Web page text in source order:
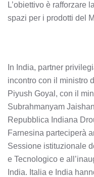
L’obiettivo è rafforzare
spazi per i prodotti del
In India, partner
incontro con il ministro
Piyush Goyal, con il
Subrahmanyam
Repubblica Indiana
Farnesina parteciperà
Sessione istituzionale
e Tecnologico e
India. Italia e India